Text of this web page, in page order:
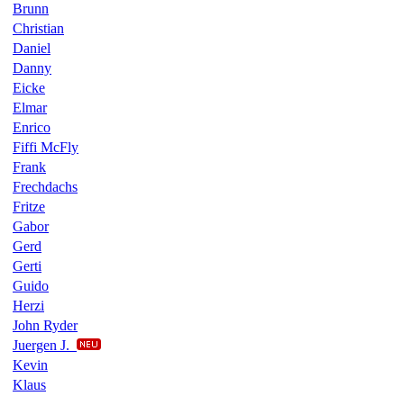
Brunn
Christian
Daniel
Danny
Eicke
Elmar
Enrico
Fiffi McFly
Frank
Frechdachs
Fritze
Gabor
Gerd
Gerti
Guido
Herzi
John Ryder
Juergen J.
Kevin
Klaus